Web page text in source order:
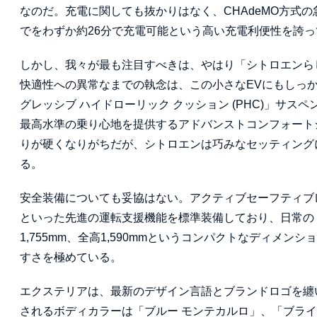
なのだ。充電に関しても抜かりはなく、CHAdeMO方式
でをわずか約26分で充電可能という高い充電利便性を誇
しかし、我々が最も注目すべきは、やはり「シトロエン
快適性への異常なまでの執念は、この小さなEVにもしっ
グレッシブ ハイドローリック クッション (PHC)」サス
最高水準の乗り心地を提供するアドバンストコンフォー
りが硬くなりがちだが、シトロエンは巧みなセッティン
る。
安全装備についても妥協はない。アクティブセーフティ
といった先進の運転支援機能を標準装備しており、日常
1,755mm、全高1,590mmというコンパクトなディメンシ
すさを極めている。
エクステリアは、最新のデザイン言語とブランドロゴを
されるボディカラーは「ブルー モンテカルロ」、「ブラ